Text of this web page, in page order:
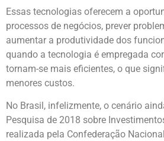
Essas tecnologias oferecem a
processos de negócios, prever
aumentar a produtividade dos
quando a tecnologia é empregada
tornam-se mais eficientes, o que
menores custos.
No Brasil, infelizmente, o cenário
Pesquisa de 2018 sobre
realizada pela Confederação